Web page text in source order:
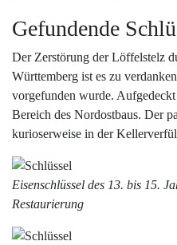
Gefundende
Der Zerstörung der Löffelstelz
Württemberg ist es zu
vorgefunden wurde.
Bereich des Nordostbaus. Der
kurioserweise in der
Eisenschlüssel des 13. bis 15.
Restaurierung